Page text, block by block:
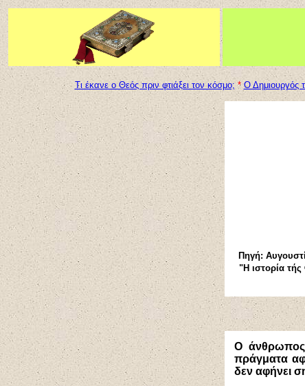
Τι έκανε ο Θεός πριν φτιάξει τον κόσμο; * Ο Δημιουργός
Πηγή:
"Η ιστορία
Ο άνθρωπος
πράγματα
δεν αφήνει